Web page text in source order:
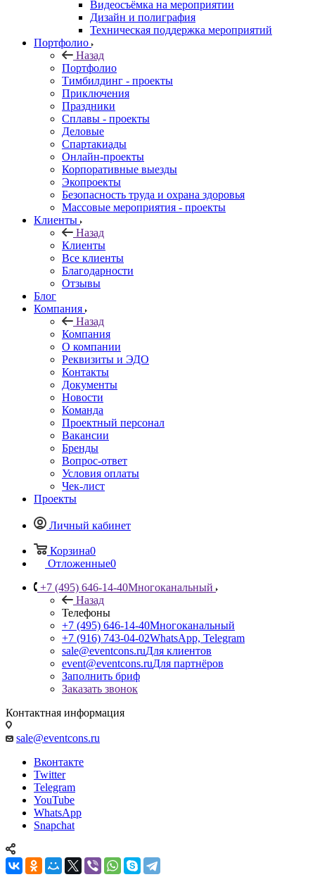
Видеосъёмка на мероприятии
Дизайн и полиграфия
Техническая поддержка мероприятий
Портфолио
Назад
Портфолио
Тимбилдинг - проекты
Приключения
Праздники
Сплавы - проекты
Деловые
Спартакиады
Онлайн-проекты
Корпоративные выезды
Экопроекты
Безопасность труда и охрана здоровья
Массовые мероприятия - проекты
Клиенты
Назад
Клиенты
Все клиенты
Благодарности
Отзывы
Блог
Компания
Назад
Компания
О компании
Реквизиты и ЭДО
Контакты
Документы
Новости
Команда
Проектный персонал
Вакансии
Бренды
Вопрос-ответ
Условия оплаты
Чек-лист
Проекты
Личный кабинет
Корзина0
Отложенные0
+7 (495) 646-14-40Многоканальный
Назад
Телефоны
+7 (495) 646-14-40Многоканальный
+7 (916) 743-04-02WhatsApp, Telegram
sale@eventcons.ruДля клиентов
event@eventcons.ruДля партнёров
Заполнить бриф
Заказать звонок
Контактная информация
sale@eventcons.ru
Вконтакте
Twitter
Telegram
YouTube
WhatsApp
Snapchat